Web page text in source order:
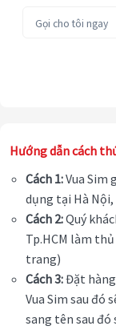
Hướng dẫn cách
Cách 1:Vua Sim
dụng tại Hà Nội,
Cách 2:Quý
Tp.HCM làm
trang)
Cách 3:Đặt
Vua Sim sau đó
sang tên sau đó